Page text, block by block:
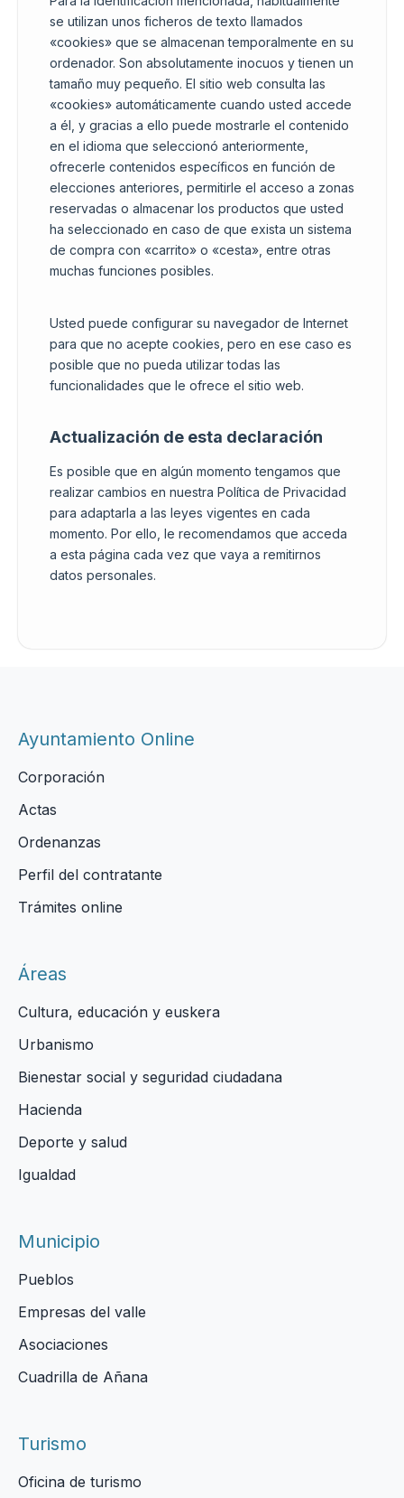
se utilizan unos ficheros de texto llamados
«cookies» que se almacenan temporalmente en su
ordenador. Son absolutamente inocuos y tienen un
tamaño muy pequeño. El sitio web consulta las
«cookies» automáticamente cuando usted accede
a él, y gracias a ello puede mostrarle el contenido
en el idioma que seleccionó anteriormente,
ofrecerle contenidos específicos en función de
elecciones anteriores, permitirle el acceso a zonas
reservadas o almacenar los productos que usted
ha seleccionado en caso de que exista un sistema
de compra con «carrito» o «cesta», entre otras
muchas funciones posibles.
Usted puede configurar su navegador de Internet
para que no acepte cookies, pero en ese caso es
posible que no pueda utilizar todas las
funcionalidades que le ofrece el sitio web.
Actualización de esta declaración
Es posible que en algún momento tengamos que
realizar cambios en nuestra Política de Privacidad
para adaptarla a las leyes vigentes en cada
momento. Por ello, le recomendamos que acceda
a esta página cada vez que vaya a remitirnos
datos personales.
Ayuntamiento Online
Corporación
Actas
Ordenanzas
Perfil del contratante
Trámites online
Áreas
Cultura, educación y euskera
Urbanismo
Bienestar social y seguridad ciudadana
Hacienda
Deporte y salud
Igualdad
Municipio
Pueblos
Empresas del valle
Asociaciones
Cuadrilla de Añana
Turismo
Oficina de turismo